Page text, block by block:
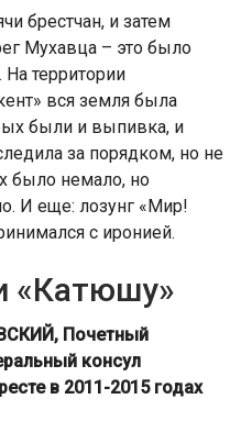
брестчан, и затем
Мухавца – это было
территории
вся земля была
были и выпивка, и
за порядком, но не
было немало, но
И еще: лозунг «Мир!
с иронией.
«Катюшу»
Почетный
консул
в 2011-2015 годах